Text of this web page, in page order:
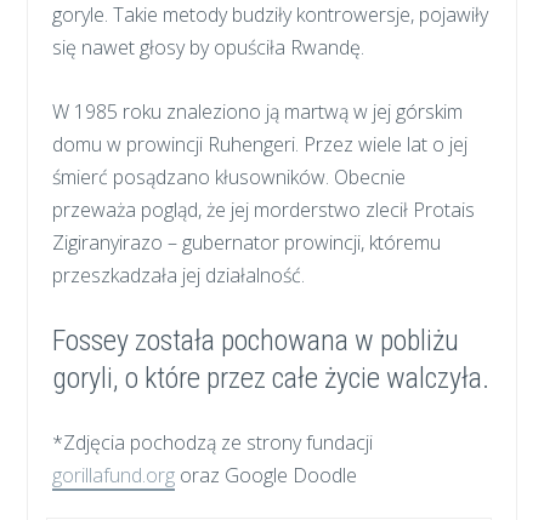
goryle. Takie metody budziły kontrowersje, pojawiły
się nawet głosy by opuściła Rwandę.
W 1985 roku znaleziono ją martwą w jej górskim
domu w prowincji Ruhengeri. Przez wiele lat o jej
śmierć posądzano kłusowników. Obecnie
przeważa pogląd, że jej morderstwo zlecił Protais
Zigiranyirazo – gubernator prowincji, któremu
przeszkadzała jej działalność.
Fossey została pochowana w pobliżu
goryli, o które przez całe życie walczyła.
*Zdjęcia pochodzą ze strony fundacji
gorillafund.org oraz Google Doodle